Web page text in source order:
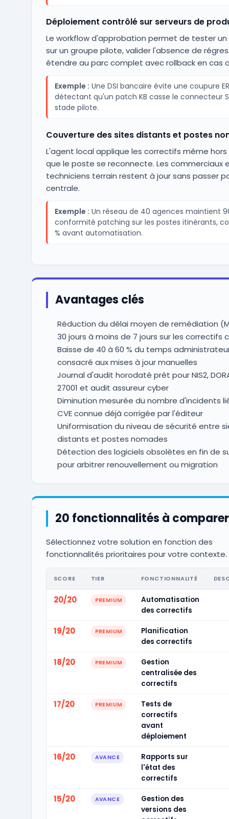
Déploiement contrôlé sur serveurs de
Le workflow d'approbation permet de tester
sur un groupe pilote, valider l'absence de
étendre au parc complet avec rollback en cas
Exemple : Une DSI bancaire évite une coupure
détectant qu'un patch KB casse le connecteur
stade pilote.
Couverture des sites distants et postes
L'agent local applique les correctifs même hors
que le poste se reconnecte. Les commerciaux
techniciens terrain restent à jour sans passer
centrale.
Exemple : Un réseau de 40 agences maintient
conformité patching sur les postes itinérants,
% avant automatisation.
Avantages clés
Réduction du délai moyen de remédiation
30 jours à moins de 7 jours sur les correctifs
Baisse de 40 à 60 % du temps
consacré aux mises à jour manuelles
Journal d'audit horodaté prêt pour NIS2,
27001 et audit assureur cyber
Diminution mesurée du nombre d'incidents
CVE connue déjà corrigée par l'éditeur
Uniformisation du niveau de sécurité entre
distants et postes nomades
Détection des logiciels obsolètes en fin de
pour arbitrer renouvellement ou migration
20 fonctionnalités à comparer
Sélectionnez votre solution en fonction des
fonctionnalités prioritaires pour votre contexte.
SCORE TIER FONCTIONNALITÉ
20/20 PREMIUM
Automatisation
des correctifs
19/20 PREMIUM
Planification
des correctifs
18/20 PREMIUM
Gestion
centralisée des
correctifs
17/20 PREMIUM
Tests de
correctifs
avant
déploiement
16/20 AVANCE
Rapports sur
l'état des
correctifs
15/20 AVANCE
Gestion des
versions des